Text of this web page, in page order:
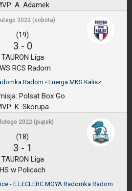
A. Adamek
2022 (sobota)
(19)
3 - 0
TAURON Liga
RCS Radom
Radom - Energa MKS Kalisz
Polsat Box Go
K. Skorupa
2022 (piątek)
(18)
3 - 1
TAURON Liga
HS w Policach
- E.LECLERC MOYA Radomka Radom